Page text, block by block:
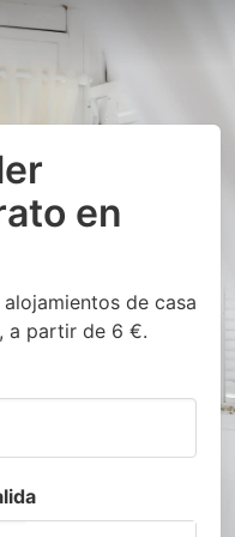
en
de casa
a partir de 6 €.